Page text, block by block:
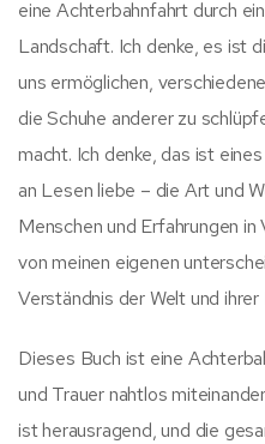
eine Achterbahnfahrt durch
Landschaft. Ich denke, es ist
uns ermöglichen,
die Schuhe anderer zu
macht. Ich denke, das ist
an Lesen liebe – die Art und
Menschen und Erfahrungen
von meinen eigenen
Verständnis der Welt und
Dieses Buch ist eine
und Trauer nahtlos
ist herausragend, und die